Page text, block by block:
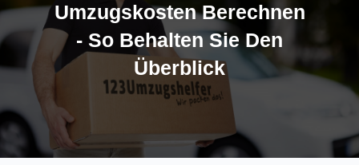
Umzugskosten Berechnen
- So Behalten Sie Den
Überblick